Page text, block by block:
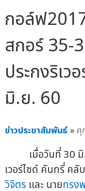
กอล์ฟ
สกอร์ 35-
ประกงริเว
มิ.ย. 60
ข่าวประชาสัมพันธ์ » ศุ
เมื่อวันที่ 30 มิ.
เวอร์ไซด์ คันทรี่ คลั
วิจิตร และ นายทรง